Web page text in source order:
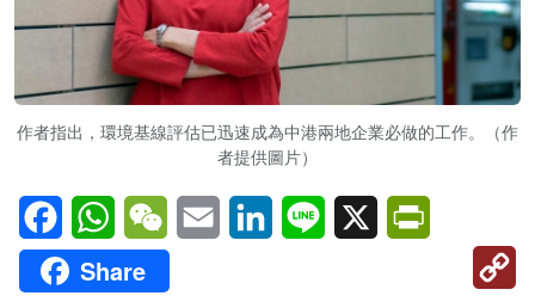
作者指出，環境基線評估已迅速成為中港兩地企業必做的工作。（作
者提供圖片）
FacebookWhatsAppWeChatEmail LinkedInLine X
Share